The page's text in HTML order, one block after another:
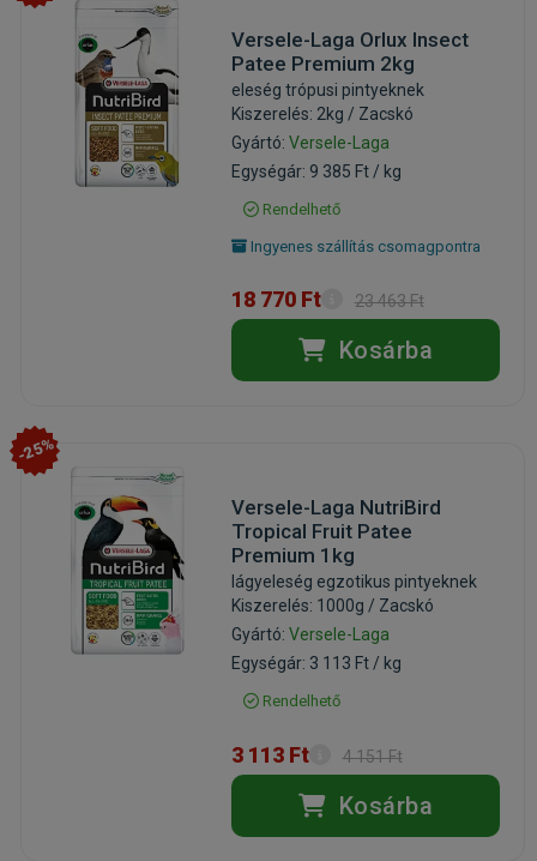
Versele-Laga Orlux Insect
Patee Premium 2kg
eleség trópusi pintyeknek
Kiszerelés: 2kg / Zacskó
Gyártó: Versele-Laga
Egységár: 9 385 Ft / kg
Rendelhető
Ingyenes szállítás csomagpontra
18 770 Ft 23 463 Ft
Kosárba
-25%
Versele-Laga NutriBird
Tropical Fruit Patee
Premium 1kg
lágyeleség egzotikus pintyeknek
Kiszerelés: 1000g / Zacskó
Gyártó: Versele-Laga
Egységár: 3 113 Ft / kg
Rendelhető
3 113 Ft 4 151 Ft
Kosárba